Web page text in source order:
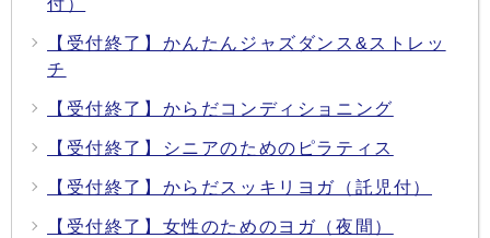
付）
【受付終了】かんたんジャズダンス&ストレッ
チ
【受付終了】からだコンディショニング
【受付終了】シニアのためのピラティス
【受付終了】からだスッキリヨガ（託児付）
【受付終了】女性のためのヨガ（夜間）